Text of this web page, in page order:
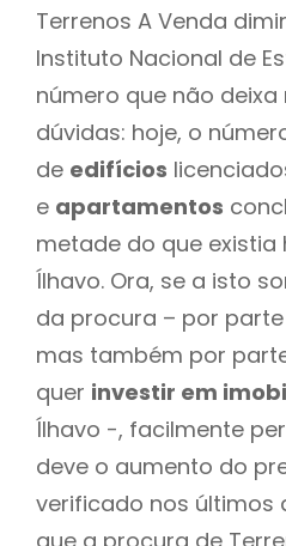
Terrenos A Venda
Instituto Nacional de
número que não
dúvidas: hoje, o
de edifícios
e apartamentos
metade do que existia
Ílhavo. Ora, se a isto
da procura – por
mas também por
quer investir em
Ílhavo -, facilmente
deve o aumento do
verificado nos últimos